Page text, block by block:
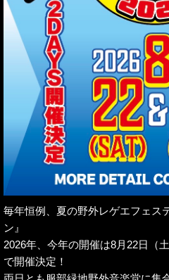
毎年恒例、夏の野外レゲエフェス
ン』
2026年、今年の開催は8月22日（
で開催決定！